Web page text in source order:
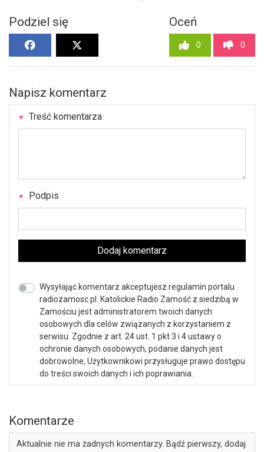
Podziel się Oceń
0 0
Napisz komentarz
Treść komentarza
Podpis
Dodaj komentarz
Wysyłając komentarz akceptujesz regulamin portalu
radiozamosc.pl. Katolickie Radio Zamość z siedzibą w
Zamościu jest administratorem twoich danych
osobowych dla celów związanych z korzystaniem z
serwisu. Zgodnie z art. 24 ust. 1 pkt 3 i 4 ustawy o
ochronie danych osobowych, podanie danych jest
dobrowolne, Użytkownikowi przysługuje prawo dostępu
do treści swoich danych i ich poprawiania.
Komentarze
Aktualnie nie ma żadnych komentarzy. Bądź pierwszy, dodaj